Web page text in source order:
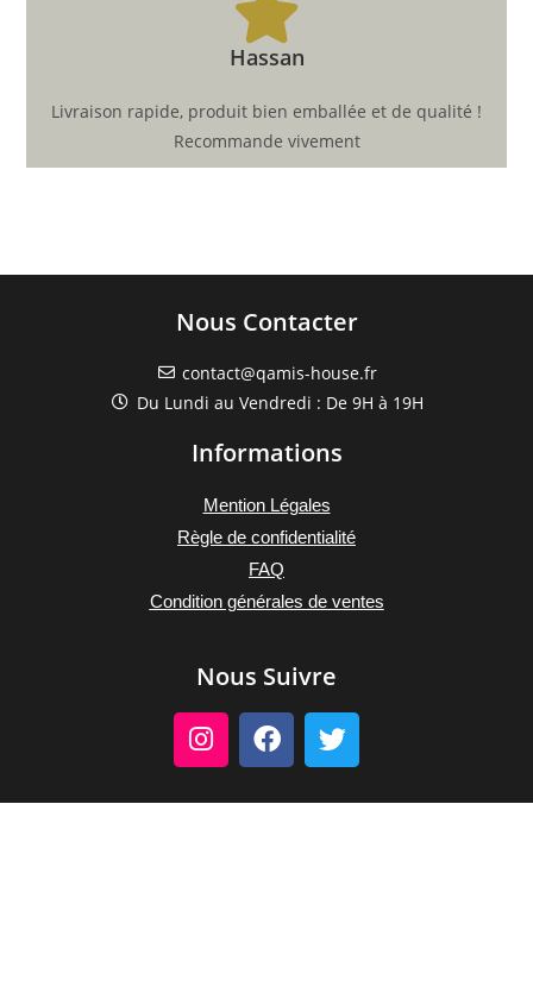
Hassan
Livraison rapide, produit bien emballée et de qualité !
Recommande vivement
Nous Contacter
contact@qamis-house.fr
Du Lundi au Vendredi : De 9H à 19H
Informations
Mention Légales
Règle de confidentialité
FAQ
Condition générales de ventes
Nous Suivre